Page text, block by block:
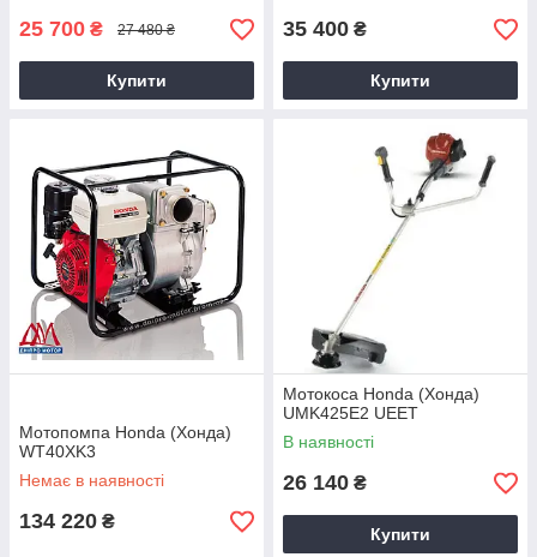
25 700 ₴ 27 480 ₴
Купити
35 400 ₴
Купити
Мотопомпа Honda (Хонда)
WT40XK3
Немає в наявності
134 220 ₴
Мотокоса Honda (Хонда)
UMK425E2 UEET
В наявності
26 140 ₴
Купити